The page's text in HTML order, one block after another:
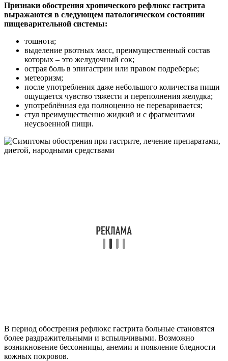
Признаки обострения хронического рефлюкс гастрита
выражаются в следующем патологическом состоянии
пищеварительной системы:
тошнота;
выделение рвотных масс, преимущественный состав
которых – это желудочный сок;
острая боль в эпигастрии или правом подреберье;
метеоризм;
после употребления даже небольшого количества пищи
ощущается чувство тяжести и переполнения желудка;
употреблённая еда полноценно не переваривается;
стул преимущественно жидкий и с фрагментами
неусвоенной пищи.
В период обострения рефлюкс гастрита больные становятся
более раздражительными и вспыльчивыми. Возможно
возникновение бессонницы, анемии и появление бледности
кожных покровов.